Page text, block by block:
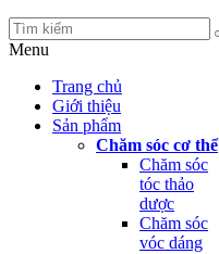
Menu
Trang chủ
Giới thiệu
Sản phẩm
Chăm sóc cơ thể
Chăm sóc
tóc thảo
dược
Chăm sóc
vóc dáng